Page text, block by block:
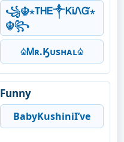
꧁☬⋆ТᎻᎬ༒ᏦᎥᏁᏳ⋆
☬꧂
♤Ꮇʀ.Ӄᴜsʜᴀʟ♤
Funny
BabyKushiniI’ve